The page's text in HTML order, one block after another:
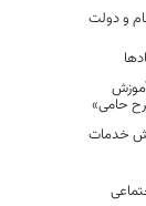
و دولت
خدمات